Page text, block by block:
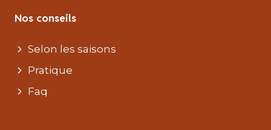
Nos conseils
Selon les saisons
Pratique
Faq